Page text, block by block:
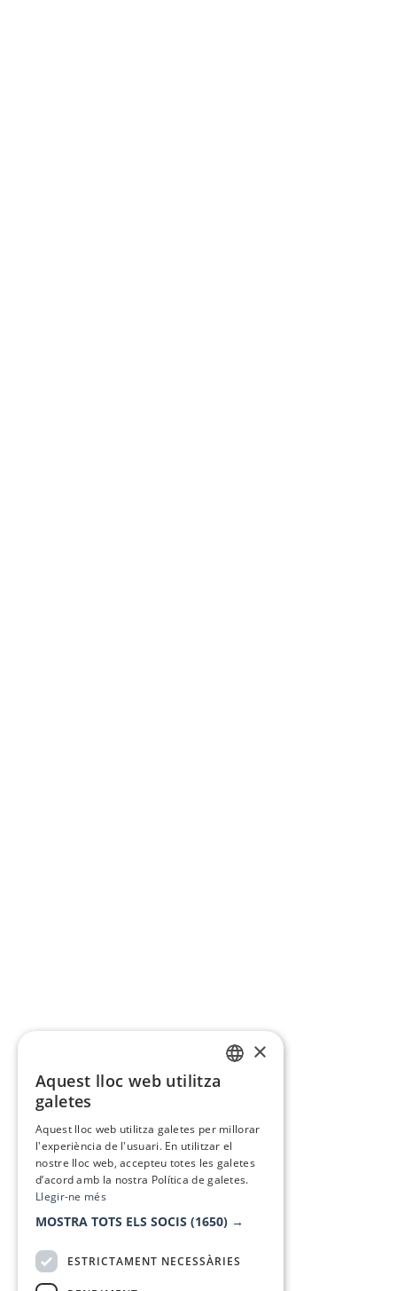
×
Aquest lloc web utilitza
galetes
Aquest lloc web utilitza galetes per millorar
l'experiència de l'usuari. En utilitzar el
nostre lloc web, accepteu totes les galetes
d’acord amb la nostra Política de galetes.
Llegir-ne més
MOSTRA TOTS ELS SOCIS (1650) →
ESTRICTAMENT NECESSÀRIES